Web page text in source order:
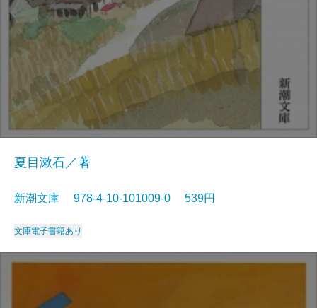
夏目漱石／著
新潮文庫 978-4-10-101009-0 539円
文庫電子書籍あり